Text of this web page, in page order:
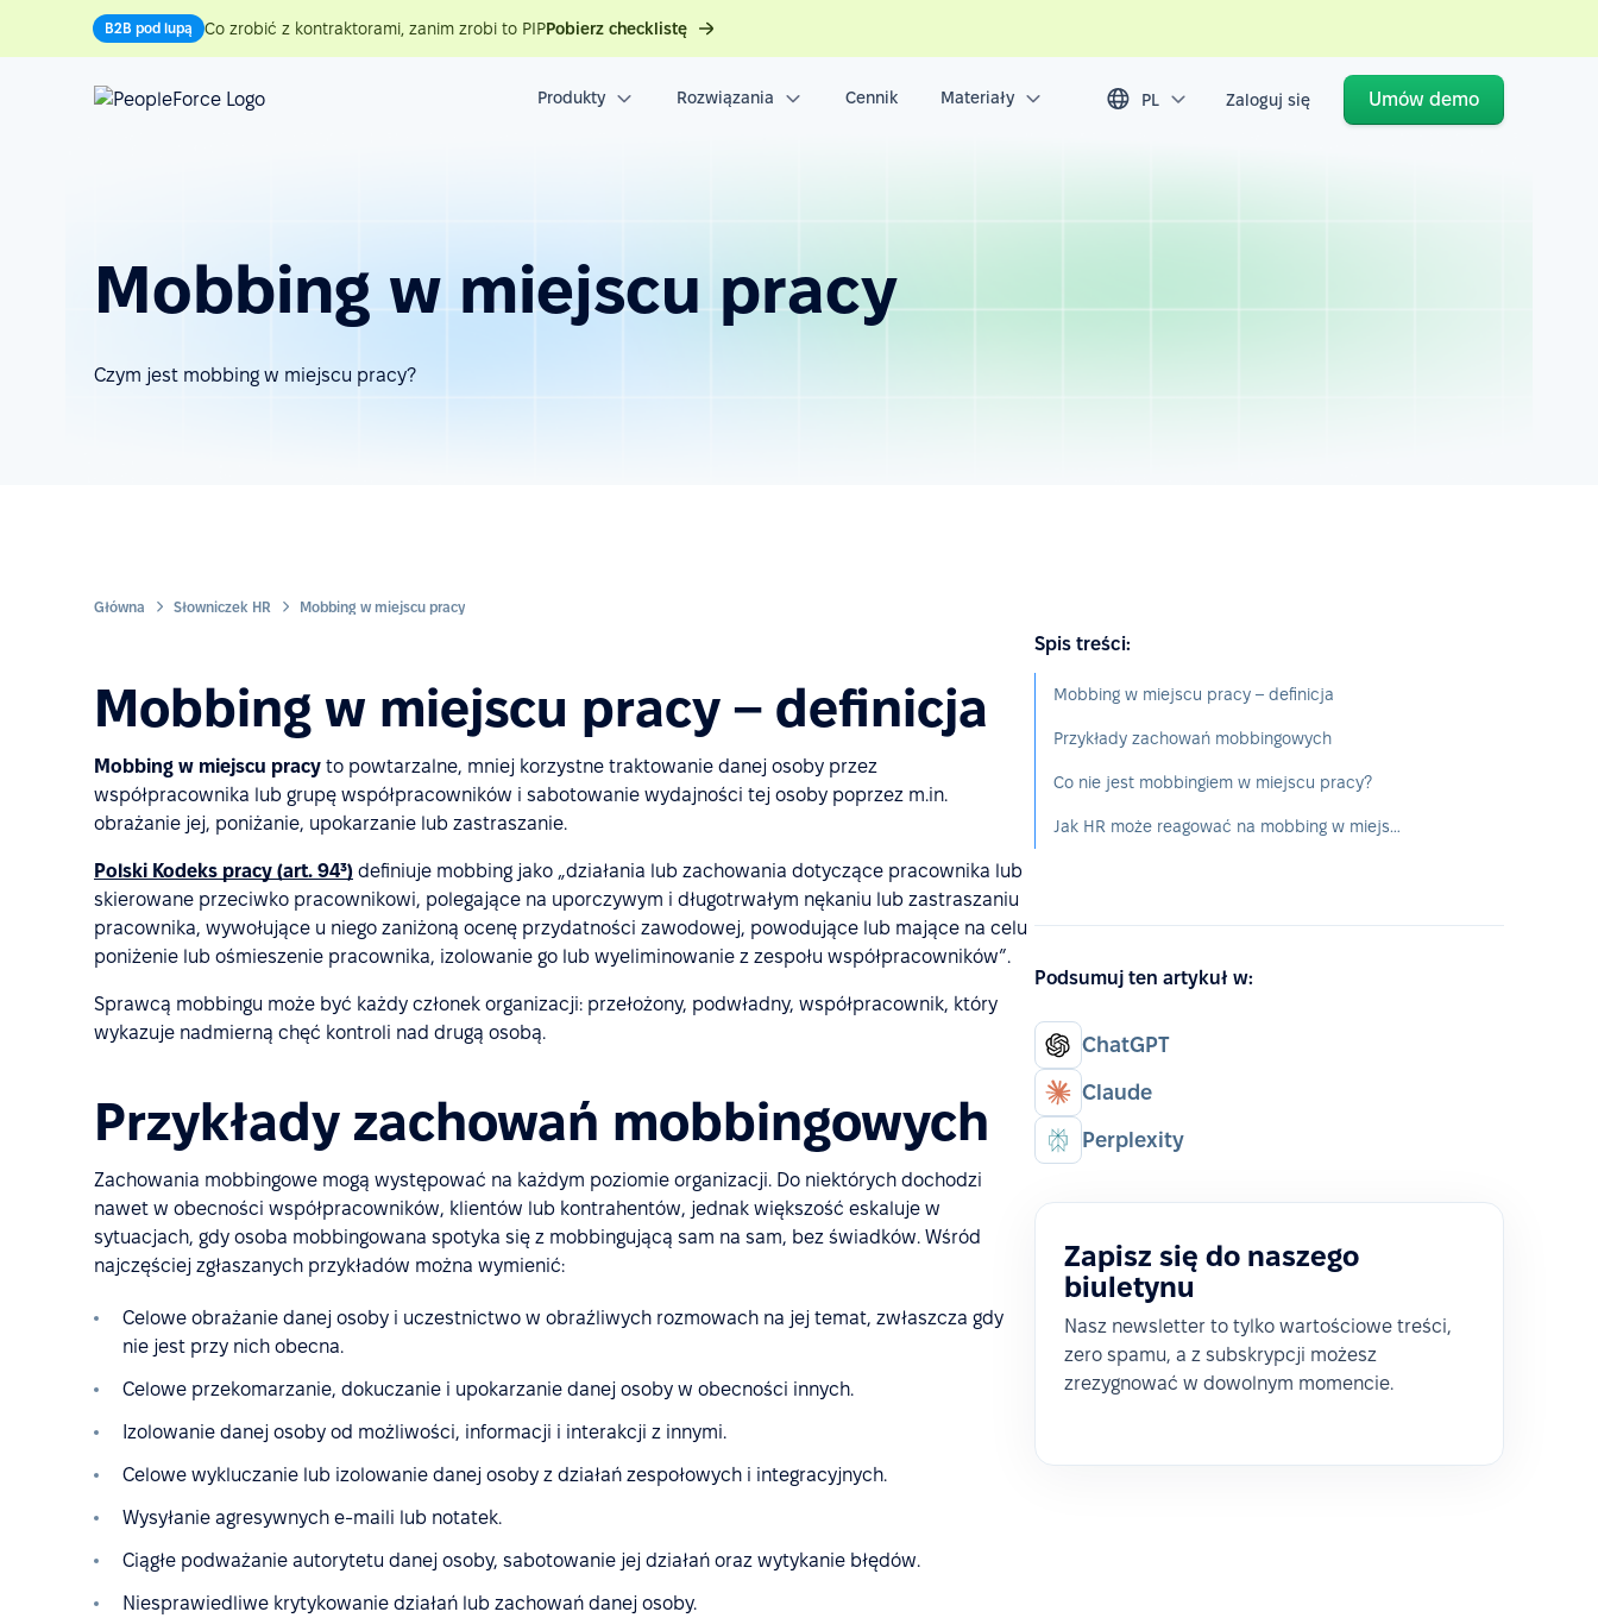
B2B pod lupą Co zrobić z kontraktorami, zanim zrobi to PIPPobierz checklistę
Produkty Rozwiązania Cennik Materiały PL Zaloguj się Umów demo
Mobbing w miejscu pracy
Czym jest mobbing w miejscu pracy?
Główna Słowniczek HR Mobbing w miejscu pracy
Mobbing w miejscu pracy – definicja
Mobbing w miejscu pracy to powtarzalne, mniej korzystne traktowanie danej osoby przez
współpracownika lub grupę współpracowników i sabotowanie wydajności tej osoby poprzez m.in.
obrażanie jej, poniżanie, upokarzanie lub zastraszanie.
Polski Kodeks pracy (art. 94³) definiuje mobbing jako „działania lub zachowania dotyczące pracownika lub
skierowane przeciwko pracownikowi, polegające na uporczywym i długotrwałym nękaniu lub zastraszaniu
pracownika, wywołujące u niego zaniżoną ocenę przydatności zawodowej, powodujące lub mające na celu
poniżenie lub ośmieszenie pracownika, izolowanie go lub wyeliminowanie z zespołu współpracowników”.
Sprawcą mobbingu może być każdy członek organizacji: przełożony, podwładny, współpracownik, który
wykazuje nadmierną chęć kontroli nad drugą osobą.
Przykłady zachowań mobbingowych
Zachowania mobbingowe mogą występować na każdym poziomie organizacji. Do niektórych dochodzi
nawet w obecności współpracowników, klientów lub kontrahentów, jednak większość eskaluje w
sytuacjach, gdy osoba mobbingowana spotyka się z mobbingującą sam na sam, bez świadków. Wśród
najczęściej zgłaszanych przykładów można wymienić:
Celowe obrażanie danej osoby i uczestnictwo w obraźliwych rozmowach na jej temat, zwłaszcza gdy
nie jest przy nich obecna.
Celowe przekomarzanie, dokuczanie i upokarzanie danej osoby w obecności innych.
Izolowanie danej osoby od możliwości, informacji i interakcji z innymi.
Celowe wykluczanie lub izolowanie danej osoby z działań zespołowych i integracyjnych.
Wysyłanie agresywnych e-maili lub notatek.
Ciągłe podważanie autorytetu danej osoby, sabotowanie jej działań oraz wytykanie błędów.
Niesprawiedliwe krytykowanie działań lub zachowań danej osoby.
Spis treści:
Mobbing w miejscu pracy – definicja
Przykłady zachowań mobbingowych
Co nie jest mobbingiem w miejscu pracy?
Jak HR może reagować na mobbing w miejscu pracy i wspierać osoby zastraszane?
Podsumuj ten artykuł w:
ChatGPT
Claude
Perplexity
Zapisz się do naszego
biuletynu
Nasz newsletter to tylko wartościowe treści,
zero spamu, a z subskrypcji możesz
zrezygnować w dowolnym momencie.